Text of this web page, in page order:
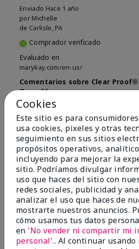
Enviado Hace 1 año
por Michelle
de Carlisle, PA
Comprador verificado
Evaluado en
marykay.com/en-us/
Comentarios sobre Clear
Toner**
This salicylic acid is the most
ever used. Nothing compairs to it.
Mostrar Traducción
Conclusión Sí, recomendaría a un
¿Le ha resultado útil
opinión?
2 0
Marcar esta opinión
Cookies
Este sitio es para
usa cookies, pixeles y otras
seguimiento en sus sitios
propósitos operativos,
incluyendo para mejorar la
sitio. Podríamos divulgar
uso que haces del sitio con
redes sociales, publicidad y
analizar el uso que haces de
mostrarte nuestros anuncios.
cómo usamos tus datos
en 'No vender ni compartir mi
personal'.. Al continuar